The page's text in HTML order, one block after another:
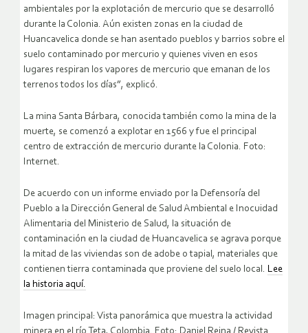
ambientales por la explotación de mercurio que se desarrolló
durante la Colonia. Aún existen zonas en la ciudad de
Huancavelica donde se han asentado pueblos y barrios sobre el
suelo contaminado por mercurio y quienes viven en esos
lugares respiran los vapores de mercurio que emanan de los
terrenos todos los días”, explicó.
La mina Santa Bárbara, conocida también como la mina de la
muerte, se comenzó a explotar en 1566 y fue el principal
centro de extracción de mercurio durante la Colonia. Foto:
Internet.
De acuerdo con un informe enviado por la Defensoría del
Pueblo a la Dirección General de Salud Ambiental e Inocuidad
Alimentaria del Ministerio de Salud, la situación de
contaminación en la ciudad de Huancavelica se agrava porque
la mitad de las viviendas son de adobe o tapial, materiales que
contienen tierra contaminada que proviene del suelo local. Lee
la historia aquí.
Imagen principal: Vista panorámica que muestra la actividad